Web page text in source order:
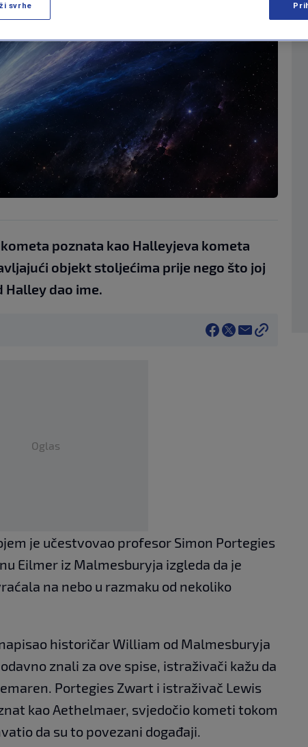
VIDEO
poznata kao Halleyjeva kometa
objekt stoljećima prije nego što joj
dao ime.
Oglas
je učestvovao profesor Simon Portegies
Eilmer iz Malmesburyja izgleda da je
na nebo u razmaku od nekoliko
historičar William od Malmesburyja
znali za ove spise, istraživači kažu da
Portegies Zwart i istraživač Lewis
kao Aethelmaer, svjedočio kometi tokom
da su to povezani događaji.
svrhe